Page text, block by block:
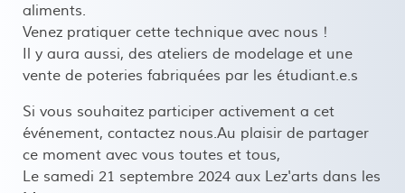
aliments.
Venez pratiquer cette technique avec nous !
Il y aura aussi, des ateliers de modelage et une
vente de poteries fabriquées par les étudiant.e.s
Si vous souhaitez participer activement a cet
événement, contactez nous.Au plaisir de partager
ce moment avec vous toutes et tous,
Le samedi 21 septembre 2024 aux Lez'arts dans les